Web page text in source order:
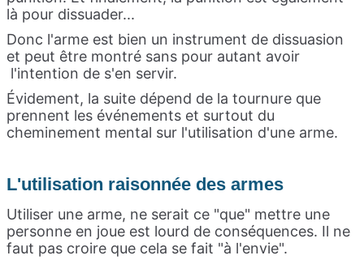
là pour dissuader...
Donc l'arme est bien un instrument de dissuasion
et peut être montré sans pour autant avoir
l'intention de s'en servir.
Évidement, la suite dépend de la tournure que
prennent les événements et surtout du
cheminement mental sur l'utilisation d'une arme.
L'utilisation raisonnée des armes
Utiliser une arme, ne serait ce "que" mettre une
personne en joue est lourd de conséquences. Il ne
faut pas croire que cela se fait "à l'envie".